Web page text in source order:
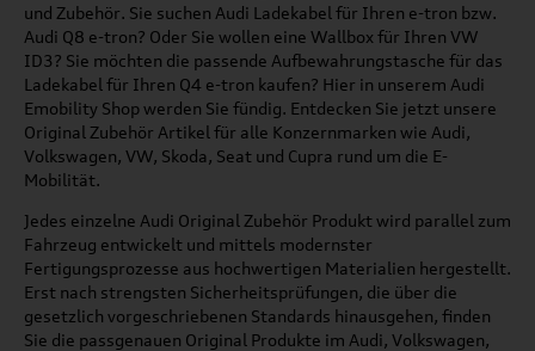
und Zubehör. Sie suchen Audi Ladekabel für Ihren e-tron bzw.
Audi Q8 e-tron? Oder Sie wollen eine Wallbox für Ihren VW
ID3? Sie möchten die passende Aufbewahrungstasche für das
Ladekabel für Ihren Q4 e-tron kaufen? Hier in unserem Audi
Emobility Shop werden Sie fündig. Entdecken Sie jetzt unsere
Original Zubehör Artikel für alle Konzernmarken wie Audi,
Volkswagen, VW, Skoda, Seat und Cupra rund um die E-
Mobilität.
Jedes einzelne Audi Original Zubehör Produkt wird parallel zum
Fahrzeug entwickelt und mittels modernster
Fertigungsprozesse aus hochwertigen Materialien hergestellt.
Erst nach strengsten Sicherheitsprüfungen, die über die
gesetzlich vorgeschriebenen Standards hinausgehen, finden
Sie die passgenauen Original Produkte im Audi, Volkswagen,